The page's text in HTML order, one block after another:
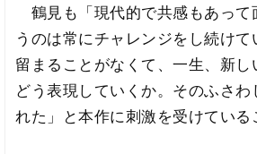
鶴見も「現代的で共感もあって
うのは常にチャレンジをし続け
留まることがなくて、一生、新し
どう表現していくか。そのふさわ
れた」と本作に刺激を受けている